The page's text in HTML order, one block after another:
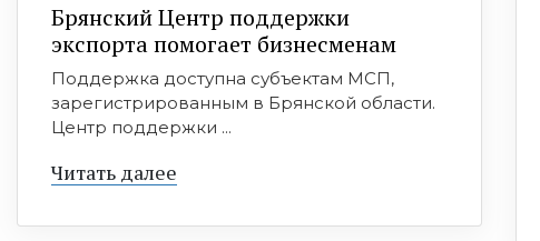
Брянский Центр поддержки
экспорта помогает бизнесменам
Поддержка доступна субъектам МСП,
зарегистрированным в Брянской области.
Центр поддержки ...
Читать далее